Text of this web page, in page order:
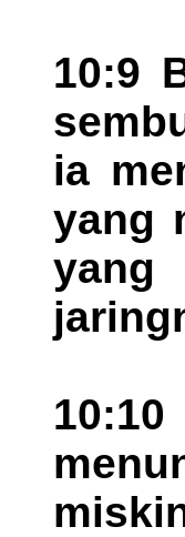
10:9
ia
yang
yang